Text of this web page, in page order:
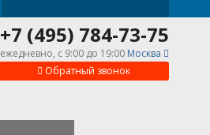
Обратный звонок
+7 (495) 784-73-75
ежедневно, c 9:00 до 19:00 Москва